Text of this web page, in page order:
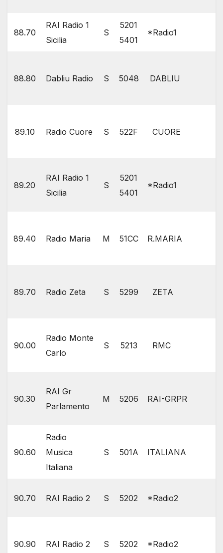
88.70
RAI Radio 1
Sicilia
S
5201
5401
*Radio1
88.80 Dabliu Radio S 5048 DABLIU
89.10 Radio Cuore S 522F CUORE
89.20
RAI Radio 1
Sicilia
S
5201
5401
*Radio1
89.40 Radio Maria M 51CC R.MARIA
89.70 Radio Zeta S 5299 ZETA
90.00
Radio Monte
Carlo
S 5213 RMC
90.30
RAI Gr
Parlamento
M 5206 RAI-GRPR
90.60
Radio
Musica
Italiana
S 501A ITALIANA
90.70 RAI Radio 2 S 5202 *Radio2
90.90 RAI Radio 2 S 5202 *Radio2